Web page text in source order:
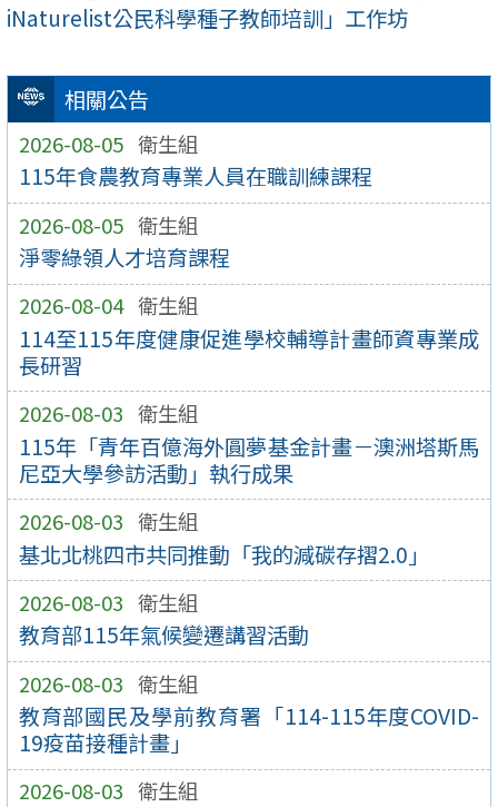
相關公告
2026-08-05 衛生組
115年食農教育專業人員在職訓練課程
2026-08-05 衛生組
淨零綠領人才培育課程
2026-08-04 衛生組
114至115年度健康促進學校輔導計畫師資專業成
長研習
2026-08-03 衛生組
115年「青年百億海外圓夢基金計畫－澳洲塔斯馬
尼亞大學參訪活動」執行成果
2026-08-03 衛生組
基北北桃四市共同推動「我的減碳存摺2.0」
2026-08-03 衛生組
教育部115年氣候變遷講習活動
2026-08-03 衛生組
教育部國民及學前教育署「114-115年度COVID-
19疫苗接種計畫」
2026-08-03 衛生組
iNaturelist公民科學種子教師培訓」工作坊